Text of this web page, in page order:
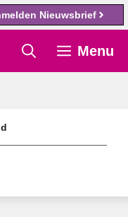
Nieuwsbrief
Menu